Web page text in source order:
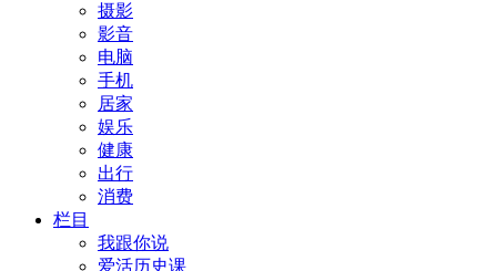
摄影
影音
电脑
手机
居家
娱乐
健康
出行
消费
栏目
我跟你说
爱活历史课